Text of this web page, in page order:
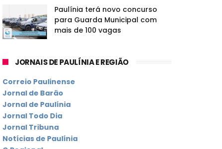
Paulínia terá novo concurso
para Guarda Municipal com
mais de 100 vagas
JORNAIS DE PAULÍNIA E REGIÃO
Correio Paulinense
Jornal de Barão
Jornal de Paulínia
Jornal Todo Dia
Jornal Tribuna
Notícias de Paulínia